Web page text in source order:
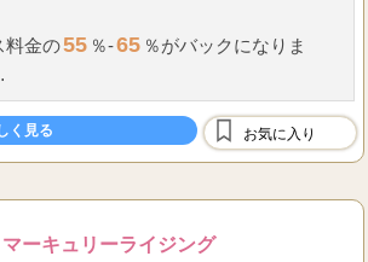
料金の55 ％-65 ％がバックになりま
降の接客は58％-68％にUPします。
金全額...
く見る お気に入り
ーキュリーライジング